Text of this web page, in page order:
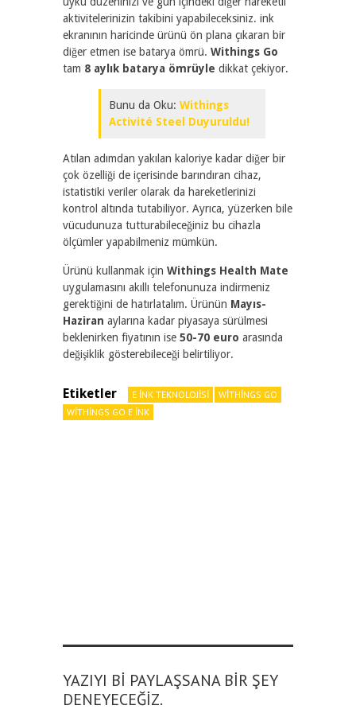
aktivitelerinizin takibini yapabileceksiniz. ink
ekranının haricinde ürünü ön plana çıkaran bir
diğer etmen ise batarya ömrü. Withings Go
tam 8 aylık batarya ömrüyle dikkat çekiyor.
Bunu da Oku: Withings
Activité Steel Duyuruldu!
Atılan adımdan yakılan kaloriye kadar diğer bir
çok özelliği de içerisinde barındıran cihaz,
istatistiki veriler olarak da hareketlerinizi
kontrol altında tutabiliyor. Ayrıca, yüzerken bile
vücudunuza tutturabileceğiniz bu cihazla
ölçümler yapabilmeniz mümkün.
Ürünü kullanmak için Withings Health Mate
uygulamasını akıllı telefonunuza indirmeniz
gerektiğini de hatırlatalım. Ürünün Mayıs-
Haziran aylarına kadar piyasaya sürülmesi
beklenirken fiyatının ise 50-70 euro arasında
değişiklik gösterebileceği belirtiliyor.
Etiketler E INK TEKNOLOJISI
WITHINGS GO
WITHINGS GO E INK
YAZIYI BI PAYLAŞSANA BIR ŞEY
DENEYECEĞIZ.